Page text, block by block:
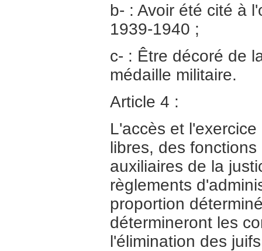
b- : Avoir été cité à
1939-1940 ;
c- : Être décoré de
médaille militaire.
Article 4 :
L'accès et
libres, des
auxiliaires de la
règlements
proportion
détermineront les
l'élimination des